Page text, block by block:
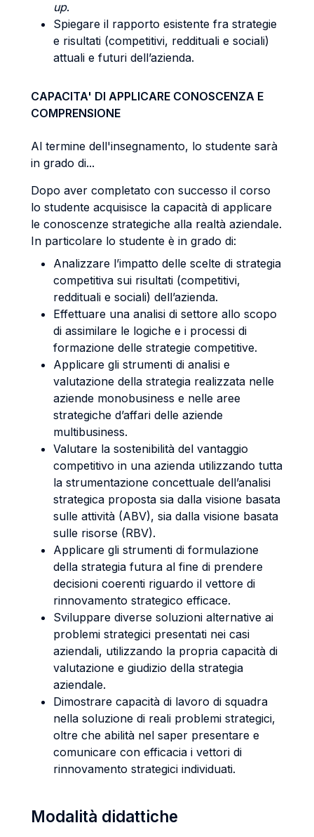
up.
Spiegare il rapporto esistente fra strategie
e risultati (competitivi, reddituali e sociali)
attuali e futuri dell’azienda.
CAPACITA' DI APPLICARE CONOSCENZA E
COMPRENSIONE
Al termine dell'insegnamento, lo studente sarà
in grado di...
Dopo aver completato con successo il corso
lo studente acquisisce la capacità di applicare
le conoscenze strategiche alla realtà aziendale.
In particolare lo studente è in grado di:
Analizzare l’impatto delle scelte di strategia
competitiva sui risultati (competitivi,
reddituali e sociali) dell’azienda.
Effettuare una analisi di settore allo scopo
di assimilare le logiche e i processi di
formazione delle strategie competitive.
Applicare gli strumenti di analisi e
valutazione della strategia realizzata nelle
aziende monobusiness e nelle aree
strategiche d’affari delle aziende
multibusiness.
Valutare la sostenibilità del vantaggio
competitivo in una azienda utilizzando tutta
la strumentazione concettuale dell’analisi
strategica proposta sia dalla visione basata
sulle attività (ABV), sia dalla visione basata
sulle risorse (RBV).
Applicare gli strumenti di formulazione
della strategia futura al fine di prendere
decisioni coerenti riguardo il vettore di
rinnovamento strategico efficace.
Sviluppare diverse soluzioni alternative ai
problemi strategici presentati nei casi
aziendali, utilizzando la propria capacità di
valutazione e giudizio della strategia
aziendale.
Dimostrare capacità di lavoro di squadra
nella soluzione di reali problemi strategici,
oltre che abilità nel saper presentare e
comunicare con efficacia i vettori di
rinnovamento strategici individuati.
Modalità didattiche